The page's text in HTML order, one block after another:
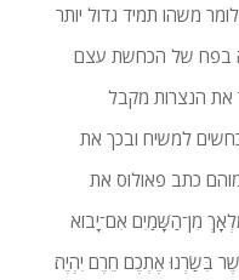
משהו תמיד גדול יותר
בפח של הכחשת עצם
את הנצרות מקבל
למשיח ובכך את
כתב פאולוס את
מִן־הַשָּׁמַיִם אִם־יָבוֹא
בִּשַׂרְנוּ אֶתְכֶם חֵרֶם יִהְיֶה׃